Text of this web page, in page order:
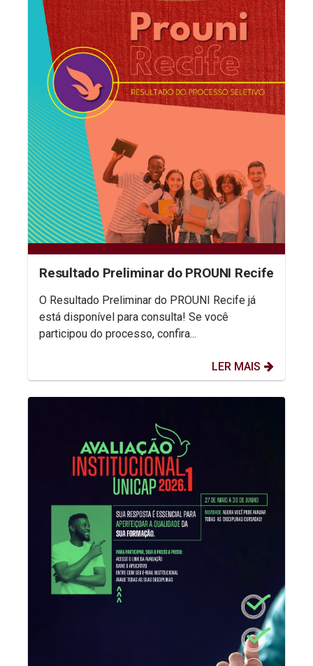
Resultado Preliminar do PROUNI Recife
O Resultado Preliminar do PROUNI Recife já
está disponível para consulta! Se você
participou do processo, confira...
LER MAIS